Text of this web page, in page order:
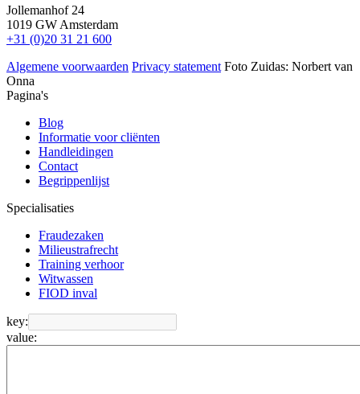
Jollemanhof 24
1019 GW Amsterdam
+31 (0)20 31 21 600
Algemene voorwaarden Privacy statement Foto Zuidas: Norbert van
Onna
Pagina's
Blog
Informatie voor cliënten
Handleidingen
Contact
Begrippenlijst
Specialisaties
Fraudezaken
Milieustrafrecht
Training verhoor
Witwassen
FIOD inval
key:
value: